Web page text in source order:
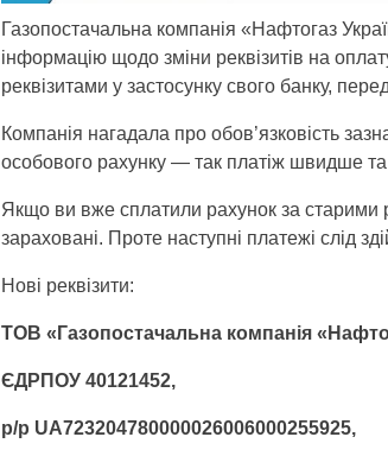
Газопостачальна компанія «Нафтогаз
інформацію щодо зміни реквізитів на
реквізитами у застосунку свого банку,
Компанія нагадала про обов’язковість
особового рахунку — так платіж швидше
Якщо ви вже сплатили рахунок за старими
зараховані. Проте наступні платежі слід
Нові реквізити:
ТОВ «Газопостачальна компанія
ЄДРПОУ 40121452,
р/р UA723204780000026006000255925,